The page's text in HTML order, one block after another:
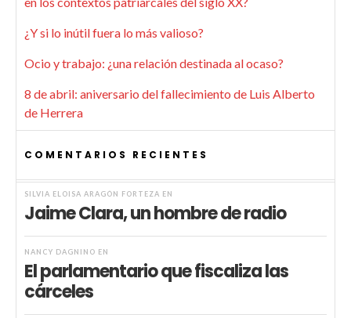
¿Y si lo inútil fuera lo más valioso?
Ocio y trabajo: ¿una relación destinada al ocaso?
8 de abril: aniversario del fallecimiento de Luis Alberto
de Herrera
COMENTARIOS RECIENTES
SILVIA ELOISA ARAGÓN FORTEZA EN
Jaime Clara, un hombre de radio
NANCY DAGNINO EN
El parlamentario que fiscaliza las
cárceles